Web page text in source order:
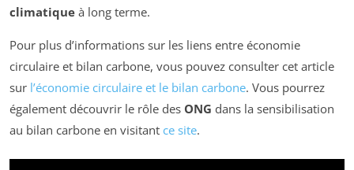
climatique à long terme.
Pour plus d’informations sur les liens entre économie
circulaire et bilan carbone, vous pouvez consulter cet article
sur l’économie circulaire et le bilan carbone. Vous pourrez
également découvrir le rôle des ONG dans la sensibilisation
au bilan carbone en visitant ce site.